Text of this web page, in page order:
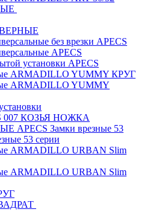
без врезки APECS
APECS
установки APECS
ARMADILLO YUMMY КРУГ
ARMADILLO YUMMY
007 КОЗЬЯ НОЖКА
APECS Замки врезные 53
53 серии
ARMADILLO URBAN Slim
ARMADILLO URBAN Slim